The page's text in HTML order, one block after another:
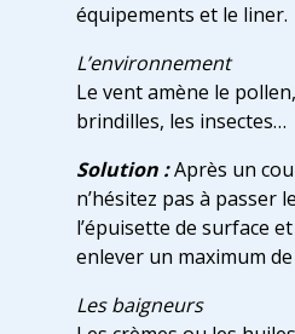
équipements et le liner.
L’environnement
Le vent amène le
brindilles, les insectes…
Solution :Après un
n’hésitez pas à passer
l’épuisette de surface
enlever un maximum
Les baigneurs